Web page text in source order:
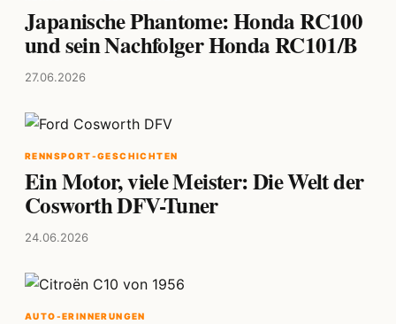
Japanische Phantome: Honda RC100
und sein Nachfolger Honda RC101/B
27.06.2026
RENNSPORT-GESCHICHTEN
Ein Motor, viele Meister: Die Welt der
Cosworth DFV-Tuner
24.06.2026
AUTO-ERINNERUNGEN